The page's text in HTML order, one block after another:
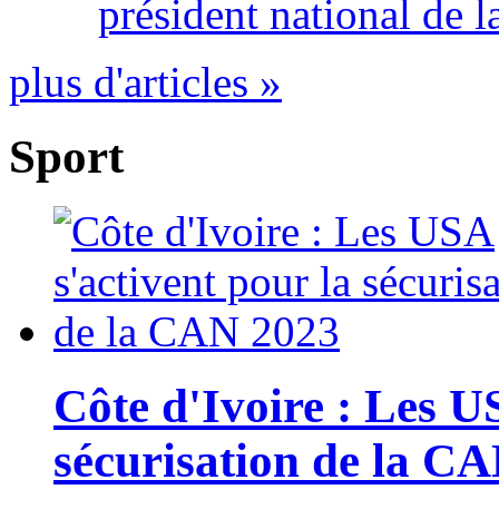
président national de
plus d'articles »
Sport
Côte d'Ivoire : Les
sécurisation de la